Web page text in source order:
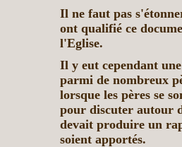
Il ne faut pas
ont qualifié ce
l'Eglise.
Il y eut cependant
parmi de nombreux
lorsque les pères se
pour discuter autour
devait produire un
soient apportés.